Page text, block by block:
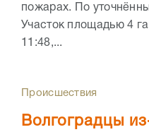
пожарах. По
Участок площадью 4
11:48,...
Происшествия
Волгоградцы